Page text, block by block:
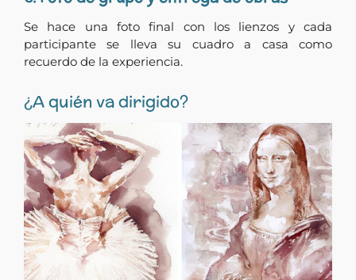
Se hace una foto final con los lienzos y cada
participante se lleva su cuadro a casa como
recuerdo de la experiencia.
¿A quién va dirigido?